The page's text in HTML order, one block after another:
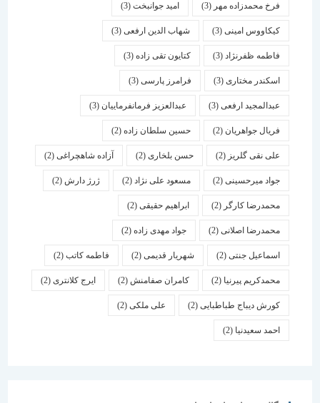
فرخ محمدزاده مهر(3) امید جوانبخت(3)
کیکاووس امینی(3) شهاب الدین ارفعی(3)
فاطمه ظفرنژاد(3) کتایون تقی زاده(3)
اسكندر مختاری (3) فرامرز پارسی(3)
عبدالمجید ارفعی(3) عبدالعزیز فرمانفرماییان(3)
فریال جواهریان(2) حسین سلطان زاده(2)
علی نقی گلریز(2) حسن بلخاری(2) آزاده شاهچراغی(2)
جواد میرحسینی(2) مسعود علی نژاد(2) ژرژ دارش (2)
محمدرضا کارگر(2) ابراهیم حقیقی(2)
محمدرضا اصلانی(2) جواد مهدی زاده(2)
اسماعیل جنتی(2) شهریار قدیمی(2) فاطمه کاتب(2)
محمدکریم پیرنیا (2) کامران صفامنش(2) ایرج کلانتری (2)
کورش دیباج طباطبایی(2) علی ملکی(2)
احمد سعیدنیا (2)